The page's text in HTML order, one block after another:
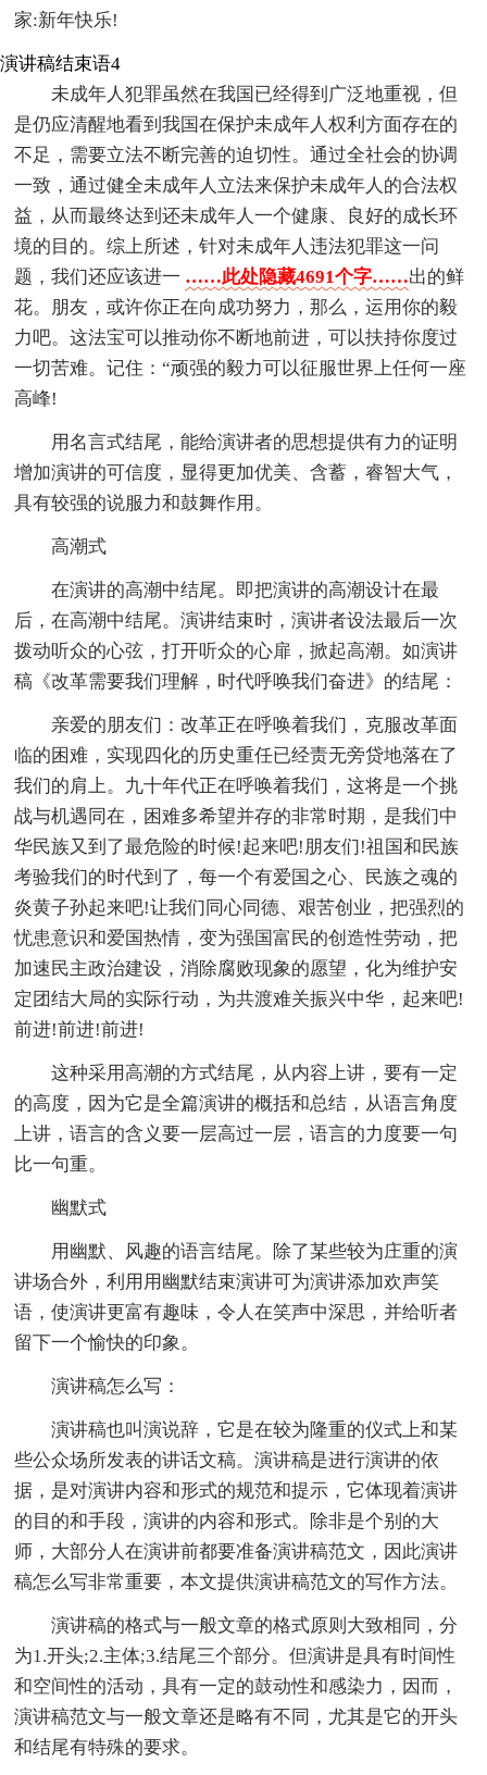
家:新年快乐!
演讲稿结束语4
未成年人犯罪虽然在我国已经得到广泛地重视，但
是仍应清醒地看到我国在保护未成年人权利方面存在的
不足，需要立法不断完善的迫切性。通过全社会的协调
一致，通过健全未成年人立法来保护未成年人的合法权
益，从而最终达到还未成年人一个健康、良好的成长环
境的目的。综上所述，针对未成年人违法犯罪这一问
题，我们还应该进一 ……此处隐藏4691个字……出的鲜
花。朋友，或许你正在向成功努力，那么，运用你的毅
力吧。这法宝可以推动你不断地前进，可以扶持你度过
一切苦难。记住：“顽强的毅力可以征服世界上任何一座
高峰!
用名言式结尾，能给演讲者的思想提供有力的证明
增加演讲的可信度，显得更加优美、含蓄，睿智大气，
具有较强的说服力和鼓舞作用。
高潮式
在演讲的高潮中结尾。即把演讲的高潮设计在最
后，在高潮中结尾。演讲结束时，演讲者设法最后一次
拨动听众的心弦，打开听众的心扉，掀起高潮。如演讲
稿《改革需要我们理解，时代呼唤我们奋进》的结尾：
亲爱的朋友们：改革正在呼唤着我们，克服改革面
临的困难，实现四化的历史重任已经责无旁贷地落在了
我们的肩上。九十年代正在呼唤着我们，这将是一个挑
战与机遇同在，困难多希望并存的非常时期，是我们中
华民族又到了最危险的时候!起来吧!朋友们!祖国和民族
考验我们的时代到了，每一个有爱国之心、民族之魂的
炎黄子孙起来吧!让我们同心同德、艰苦创业，把强烈的
忧患意识和爱国热情，变为强国富民的创造性劳动，把
加速民主政治建设，消除腐败现象的愿望，化为维护安
定团结大局的实际行动，为共渡难关振兴中华，起来吧!
前进!前进!前进!
这种采用高潮的方式结尾，从内容上讲，要有一定
的高度，因为它是全篇演讲的概括和总结，从语言角度
上讲，语言的含义要一层高过一层，语言的力度要一句
比一句重。
幽默式
用幽默、风趣的语言结尾。除了某些较为庄重的演
讲场合外，利用用幽默结束演讲可为演讲添加欢声笑
语，使演讲更富有趣味，令人在笑声中深思，并给听者
留下一个愉快的印象。
演讲稿怎么写：
演讲稿也叫演说辞，它是在较为隆重的仪式上和某
些公众场所发表的讲话文稿。演讲稿是进行演讲的依
据，是对演讲内容和形式的规范和提示，它体现着演讲
的目的和手段，演讲的内容和形式。除非是个别的大
师，大部分人在演讲前都要准备演讲稿范文，因此演讲
稿怎么写非常重要，本文提供演讲稿范文的写作方法。
演讲稿的格式与一般文章的格式原则大致相同，分
为1.开头;2.主体;3.结尾三个部分。但演讲是具有时间性
和空间性的活动，具有一定的鼓动性和感染力，因而，
演讲稿范文与一般文章还是略有不同，尤其是它的开头
和结尾有特殊的要求。